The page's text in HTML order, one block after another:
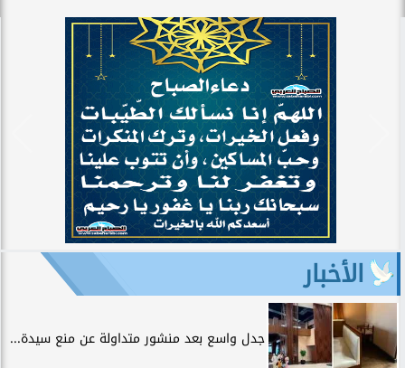
الأخبار
جدل واسع بعد منشور متداولة عن منع سيدة...